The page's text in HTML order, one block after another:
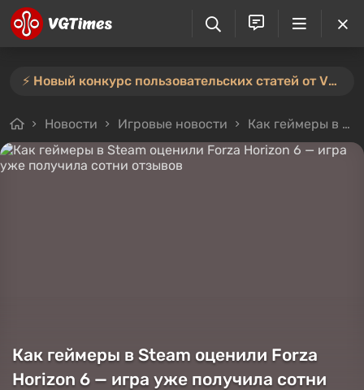
⚡️ Новый конкурс пользовательских статей от VGTimes — участвуйте тут ⚡️
Новости Игровые новости Как геймеры в Steam оценили Forza Horizon 6 — игра уже получила сотни отзывов
Как геймеры в Steam оценили Forza
Horizon 6 — игра уже получила сотни